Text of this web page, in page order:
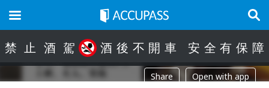
禁 止 酒 駕 酒 後 不 開 車 安 全 有 保 障
Share Open with app